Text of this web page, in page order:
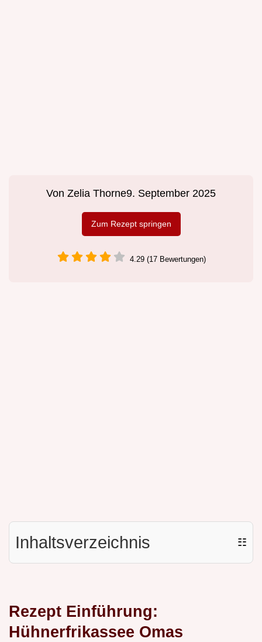
Von Zelia Thorne9. September 2025
Zum Rezept springen
4.29 (17 Bewertungen)
Inhaltsverzeichnis ☷
Rezept Einführung:
Hühnerfrikassee Omas